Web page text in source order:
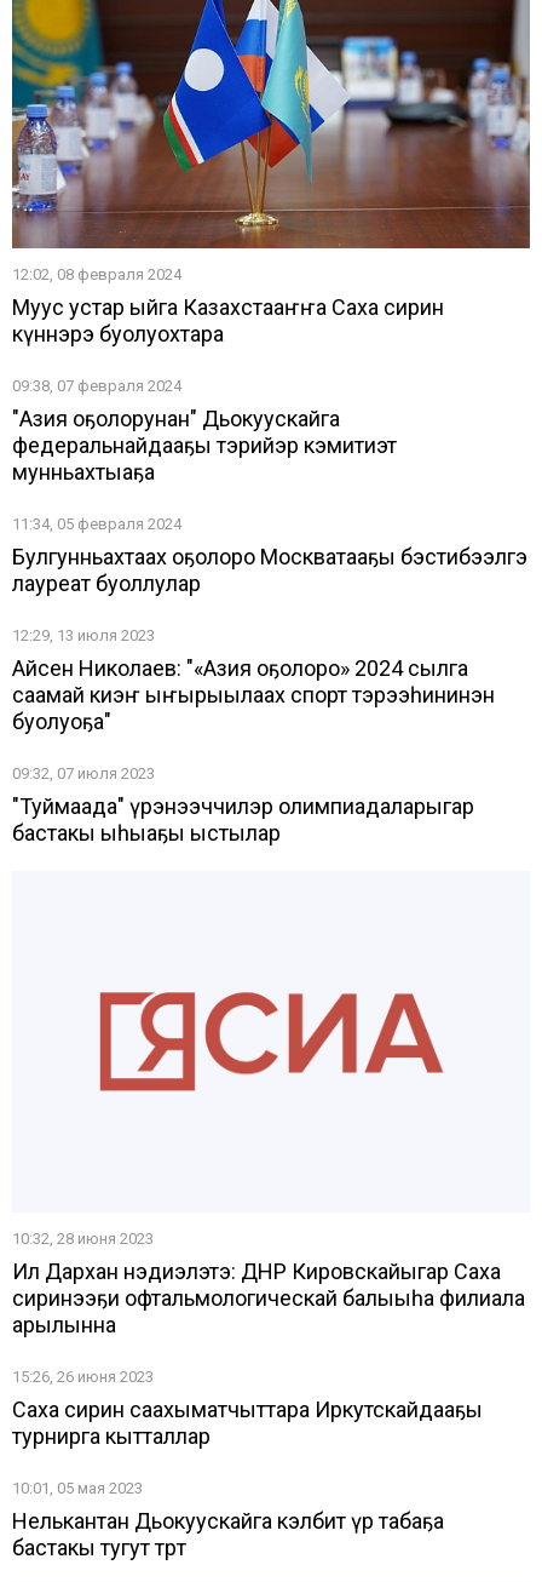
12:02, 08 февраля 2024
Муус устар ыйга Казахстааҥҥа Саха сирин
күннэрэ буолуохтара
09:38, 07 февраля 2024
"Азия оҕолорунан" Дьокуускайга
федеральнайдааҕы тэрийэр кэмитиэт
мунньахтыаҕа
11:34, 05 февраля 2024
Булгунньахтаах оҕолоро Москватааҕы бэстибээлгэ
лауреат буоллулар
12:29, 13 июля 2023
Айсен Николаев: "«Азия оҕолоро» 2024 сылга
саамай киэҥ ыҥырыылаах спорт тэрээһининэн
буолуоҕа"
09:32, 07 июля 2023
"Туймаада" үөрэнээччилэр олимпиадаларыгар
бастакы ыһыаҕы ыстылар
10:32, 28 июня 2023
Ил Дархан нэдиэлэтэ: ДНР Кировскайыгар Саха
сиринээҕи офтальмологическай балыыһа филиала
арылынна
15:26, 26 июня 2023
Саха сирин саахыматчыттара Иркутскайдааҕы
турнирга кытталлар
10:01, 05 мая 2023
Нелькантан Дьокуускайга кэлбит үөр табаҕа
бастакы тугут төрөөтө